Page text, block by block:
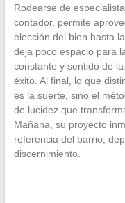
Rodearse de
contador, permite
elección del bien hasta
deja poco espacio para
constante y sentido de
éxito. Al final, lo que
es la suerte, sino el
de lucidez que
Mañana, su proyecto
referencia del barrio,
discernimiento.